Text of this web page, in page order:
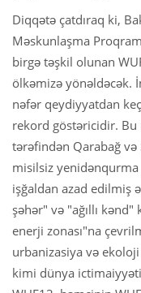
Diqqətə çatdıraq ki,
Məskunlaşma
birgə təşkil olunan
ölkəmizə yönəldəcək.
nəfər qeydiyyatdan
rekord göstəricidir.
tərəfindən Qarabağ
misilsiz
işğaldan azad edilmiş
şəhər" və "ağıllı kənd"
enerji zonası"na
urbanizasiya və
kimi dünya